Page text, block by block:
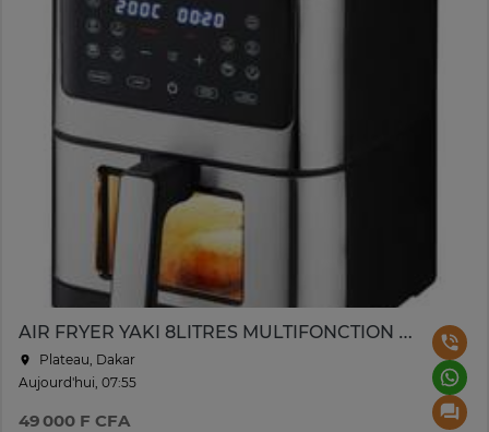
AIR FRYER YAKI 8LITRES MULTIFONCTION DIGITAL NOIR GRIS
Plateau, Dakar
Aujourd'hui, 07:55
49 000 F CFA